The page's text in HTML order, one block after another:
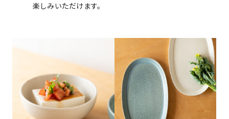
楽しみいただけます。